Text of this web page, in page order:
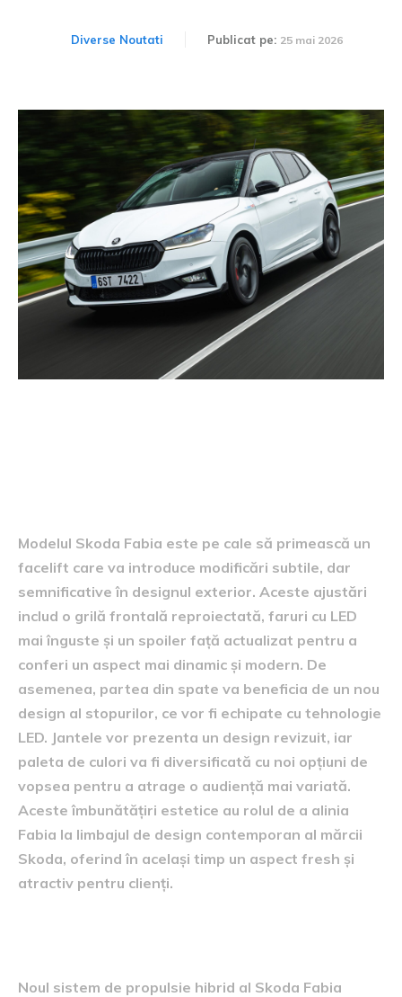
Diverse Noutati Publicat pe: 25 mai 2026
Modelul Skoda Fabia este pe cale să primească un
facelift care va introduce modificări subtile, dar
semnificative în designul exterior. Aceste ajustări
includ o grilă frontală reproiectată, faruri cu LED
mai înguste și un spoiler față actualizat pentru a
conferi un aspect mai dinamic și modern. De
asemenea, partea din spate va beneficia de un nou
design al stopurilor, ce vor fi echipate cu tehnologie
LED. Jantele vor prezenta un design revizuit, iar
paleta de culori va fi diversificată cu noi opțiuni de
vopsea pentru a atrage o audiență mai variată.
Aceste îmbunătățiri estetice au rolul de a alinia
Fabia la limbajul de design contemporan al mărcii
Skoda, oferind în același timp un aspect fresh și
atractiv pentru clienți.
Noul sistem de propulsie hibrid al Skoda Fabia